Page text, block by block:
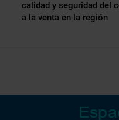
calidad y seguridad del
a la venta en la región